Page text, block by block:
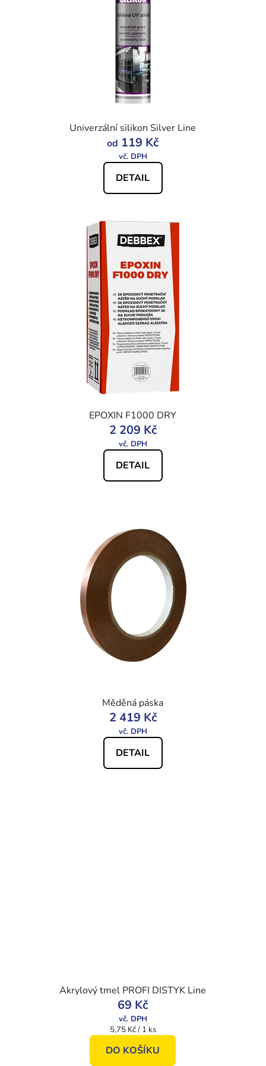
Univerzální silikon Silver Line
od 119 Kč
DETAIL
EPOXIN F1000 DRY
2 209 Kč
DETAIL
Měděná páska
2 419 Kč
DETAIL
Akrylový tmel PROFI DISTYK Line
69 Kč
Měrná
5,75 Kč / 1 ks
DO KOŠÍKU